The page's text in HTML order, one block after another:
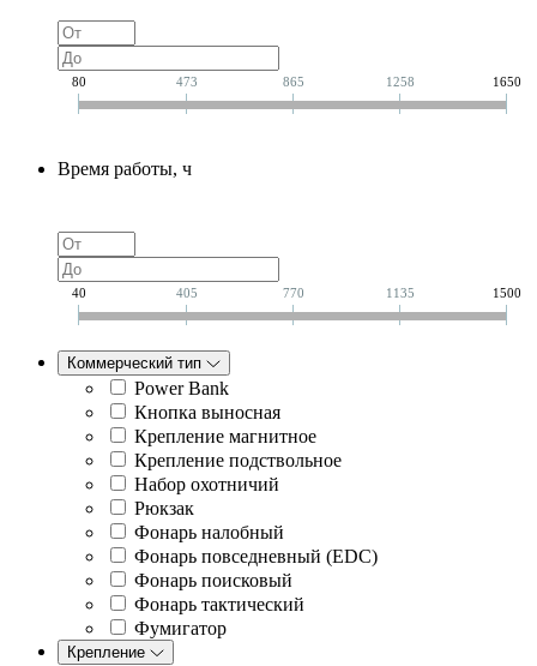
80 473 865 1258 1650
Время работы, ч
40 405 770 1135 1500
Коммерческий тип
Power Bank
Кнопка выносная
Крепление магнитное
Крепление подствольное
Набор охотничий
Рюкзак
Фонарь налобный
Фонарь повседневный (EDC)
Фонарь поисковый
Фонарь тактический
Фумигатор
Крепление